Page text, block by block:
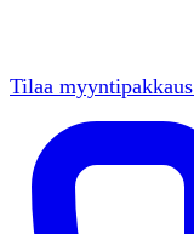
Tilaa myyntipakkaus